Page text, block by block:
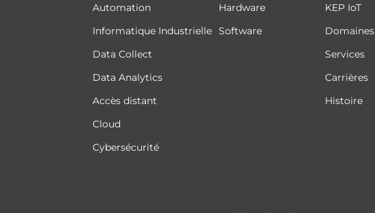
Automation
Informatique Industrielle
Data Collect
Data Analytics
Accès distant
Cloud
Cybersécurité
Hardware
Software
KEP IoT
Domaines
Services
Carrières
Histoire